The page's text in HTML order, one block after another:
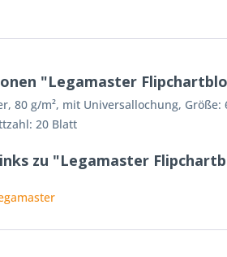
"Legamaster
80 g/m², mit Universallochung,
20 Blatt
zu "Legamaster